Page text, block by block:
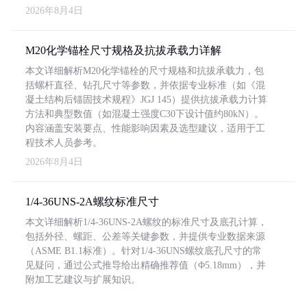
2026年8月4日
M20化学锚栓尺寸规格及抗拔承载力详解
本文详细解析M20化学锚栓的尺寸规格和抗拔承载力，包
括螺杆直径、钻孔尺寸等参数，并依据专业标准（如《混
凝土结构后锚固技术规程》JGJ 145）提供抗拔承载力计算
方法和典型数值（如混凝土强度C30下设计值约80kN）。
内容涵盖安装要点、性能影响因素及选型建议，适用于工
程技术人员参考。
2026年8月4日
1/4-36UNS-2A螺纹标准尺寸
本文详细解析1/4-36UNS-2A螺纹的标准尺寸及底孔计算，
包括外径、螺距、公差等关键参数，并提供专业数据来源
（ASME B1.1标准）。针对1/4-36UNS螺纹底孔尺寸的常
见疑问，通过公式推导给出精确推荐值（Φ5.18mm），并
附加工艺建议与扩展知识。